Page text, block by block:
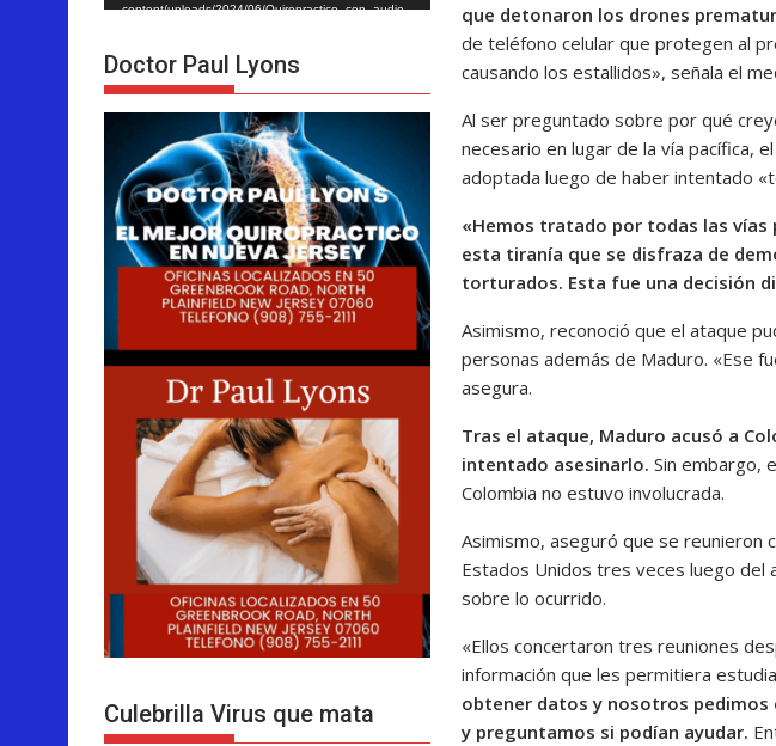
que detonaron los drones
de teléfono celular que protegen al
causando los estallidos», señala el
Al ser preguntado sobre por qué
necesario en lugar de la vía pacífica,
adoptada luego de haber intentado
«Hemos tratado por todas las vías
esta tiranía que se disfraza de
torturados. Esta fue una decisión
Asimismo, reconoció que el ataque
personas además de Maduro. «Ese
asegura.
Tras el ataque, Maduro acusó a
intentado asesinarlo. Sin embargo,
Colombia no estuvo involucrada.
Asimismo, aseguró que se reunieron
Estados Unidos tres veces luego del
sobre lo ocurrido.
«Ellos concertaron tres reuniones
información que les permitiera
obtener datos y nosotros pedimos
y preguntamos si podían ayudar.
content/uploads/2024/06/Quiropractico_con_audio_
Doctor Paul Lyons
Culebrilla Virus que mata